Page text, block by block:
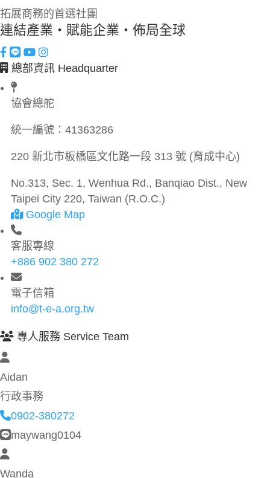
拓展商務的首選社團
連結產業・賦能企業・佈局全球
總部資訊 Headquarter
協會總舵
統一編號： 41363286
220 新北市板橋區文化路一段 313 號 (育成中心)
No.313, Sec. 1, Wenhua Rd., Banqiao Dist., New
Taipei City 220, Taiwan (R.O.C.)
Google Map
客服專線
+886 902 380 272
電子信箱
info@t-e-a.org.tw
專人服務 Service Team
Aidan
行政事務
0902-380272
maywang0104
Wanda